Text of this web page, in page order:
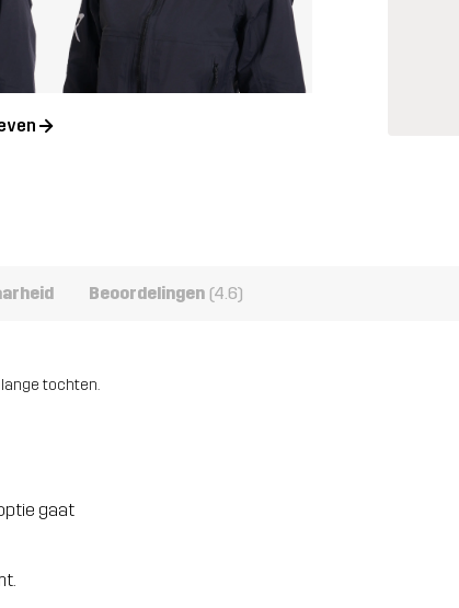
Beoordelingen (4.6)
tochten.
gaat